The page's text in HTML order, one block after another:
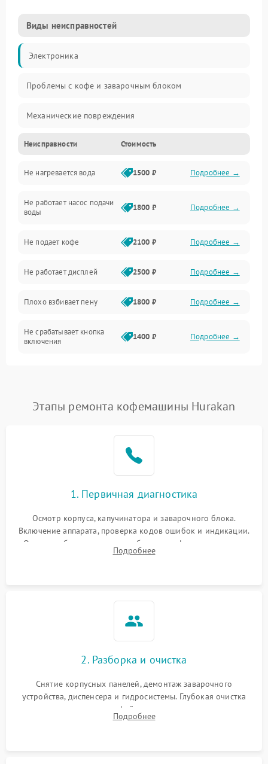
Виды неисправностей
Электроника
Проблемы с кофе и заварочным блоком
Механические повреждения
Прочие неисправности
Включение и работа
Проблемы с водой
Проблемы с капучинатором и паром
Управление и электроника
Программное обеспечение
Неисправности Стоимость
Не нагревается вода 1500 ₽ Подробнее →
Не работает насос подачи
воды
1800 ₽ Подробнее →
Не подает кофе 2100 ₽ Подробнее →
Не работает дисплей 2500 ₽ Подробнее →
Плохо взбивает пену 1800 ₽ Подробнее →
Не срабатывает кнопка
включения
1400 ₽ Подробнее →
Постоянные сбои в работе 1500 ₽ Подробнее →
Этапы ремонта кофемашины Hurakan
1. Первичная диагностика
Осмотр корпуса, капучинатора и заварочного блока.
Включение аппарата, проверка кодов ошибок и индикации.
Оценка работы помпы, термоблока и кофемолки на слух.
Измерение температуры и давления воды для выявления
Подробнее
2. Разборка и очистка
Снятие корпусных панелей, демонтаж заварочного
устройства, диспенсера и гидросистемы. Глубокая очистка
внутренних узлов от кофейных масел, жмыха и накипи.
Промывка дренажных каналов и фильтров с использованием
Подробнее